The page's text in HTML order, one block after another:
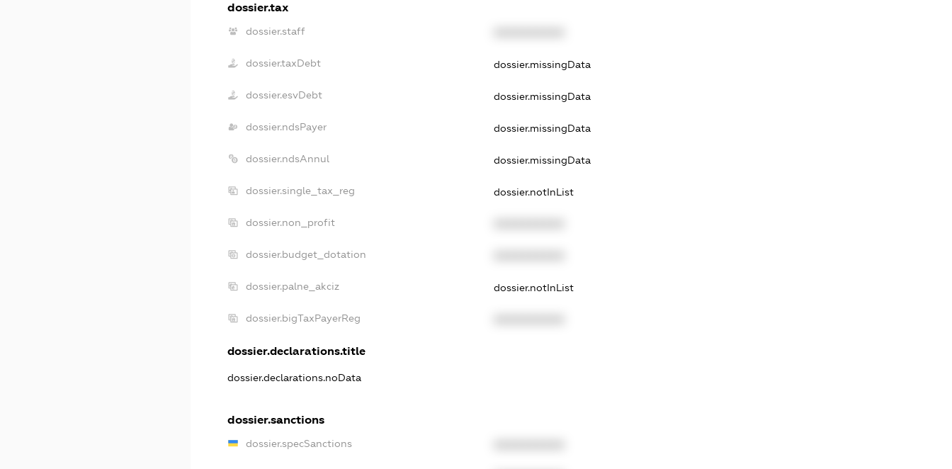
dossier.tax
dossier.staff
dossier.taxDebt dossier.missingData
dossier.esvDebt dossier.missingData
dossier.ndsPayer dossier.missingData
dossier.ndsAnnul dossier.missingData
dossier.single_tax_reg dossier.notInList
dossier.non_profit
dossier.budget_dotation
dossier.palne_akciz dossier.notInList
dossier.bigTaxPayerReg
dossier.declarations.title
dossier.declarations.noData
dossier.sanctions
dossier.specSanctions